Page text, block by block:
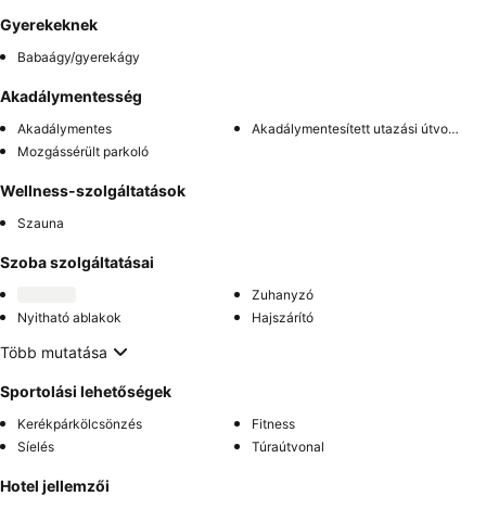
Gyerekeknek
Babaágy/gyerekágy
Akadálymentesség
Akadálymentes
Akadálymentesített utazási útvonal
Mozgássérült parkoló
Wellness-szolgáltatások
Szauna
Szoba szolgáltatásai
Zuhanyzó
Nyitható ablakok
Hajszárító
Több mutatása
Sportolási lehetőségek
Kerékpárkölcsönzés
Fitness
Síelés
Túraútvonal
Hotel jellemzői